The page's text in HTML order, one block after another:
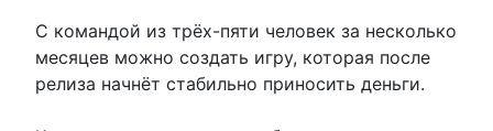
С командой из трёх-пяти человек за несколько
месяцев можно создать игру, которая после
релиза начнёт стабильно приносить деньги.